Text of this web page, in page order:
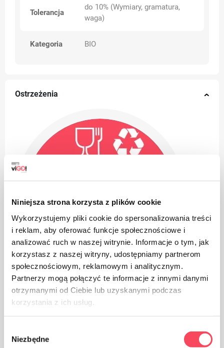
Niniejsza strona korzysta z plików cookie
Wykorzystujemy pliki cookie do spersonalizowania treści
i reklam, aby oferować funkcje społecznościowe i
analizować ruch w naszej witrynie. Informacje o tym, jak
korzystasz z naszej witryny, udostępniamy partnerom
społecznościowym, reklamowym i analitycznym.
Partnerzy mogą połączyć te informacje z innymi danymi
otrzymanymi od Ciebie lub uzyskanymi podczas
korzystania z ich usług.
zgody
Niezbędne
Tolerancja
do 10% (Wymiary, gramatura,
waga)
Kategoria BIO
Ostrzeżenia